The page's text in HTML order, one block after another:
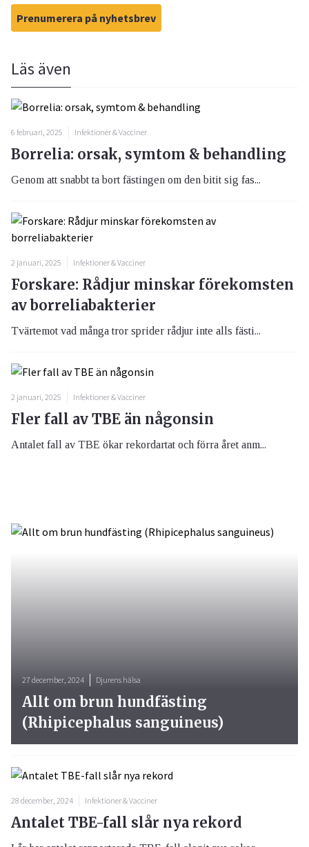
Prenumerera på nyhetsbrev
Läs även
6 februari, 2025 Infektioner & Vacciner
Borrelia: orsak, symtom & behandling
Genom att snabbt ta bort fästingen om den bitit sig fas...
2 januari, 2025 Infektioner & Vacciner
Forskare: Rådjur minskar förekomsten
av borreliabakterier
Tvärtemot vad många tror sprider rådjur inte alls fästi...
2 januari, 2025 Infektioner & Vacciner
Fler fall av TBE än någonsin
Antalet fall av TBE ökar rekordartat och förra året anm...
28 december, 2024 Infektioner & Vacciner
Antalet TBE-fall slår nya rekord
27 december, 2024 Djurens hälsa
Allt om brun hundfästing
(Rhipicephalus sanguineus)